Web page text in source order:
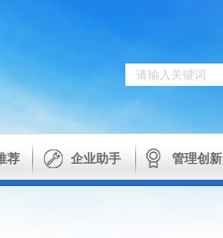
荐 企业助手 管理创新